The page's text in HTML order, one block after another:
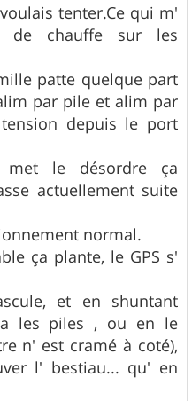
tenter.Ce qui m'
de chauffe sur les
patte quelque part
par pile et alim par
depuis le port
le désordre ça
actuellement suite
normal.
ça plante, le GPS s'
et en shuntant
les piles , ou en le
n' est cramé à coté),
l' bestiau... qu' en